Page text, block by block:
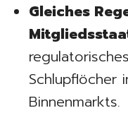
Gleiches
Schlupflöcher
Binnenmarkts.